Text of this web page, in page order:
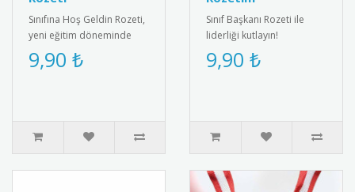
Sınıfına Hoş Geldin Rozeti,
yeni eğitim döneminde
öğrencileri motive eden
özel bir karşılama rozetid..
9,90 ₺
Sınıf Başkanı Rozeti ile
liderliği kutlayın!
Öğrenciler için özel
tasarım, şık ve anlamlı bir
9,90 ₺